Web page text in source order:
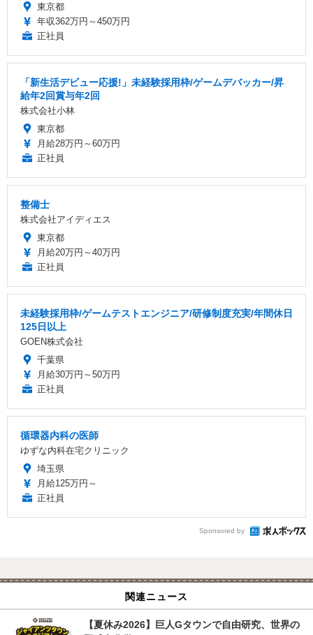
東京都
年収362万円～450万円
正社員
「新生活デビュー応援!」未経験採用枠/ゲームデバッカー/昇
給年2回賞与年2回
株式会社小林
東京都
月給28万円～60万円
正社員
整備士
株式会社アイディエス
東京都
月給20万円～40万円
正社員
未経験採用枠/ゲームテストエンジニア/研修制度充実/年間休日
125日以上
GOEN株式会社
千葉県
月給30万円～50万円
正社員
循環器内科の医師
ゆずな内科在宅クリニック
埼玉県
月給125万円～
正社員
Sponsored by
関連ニュース
【夏休み2026】巨人Gタウンで自由研究、世界の